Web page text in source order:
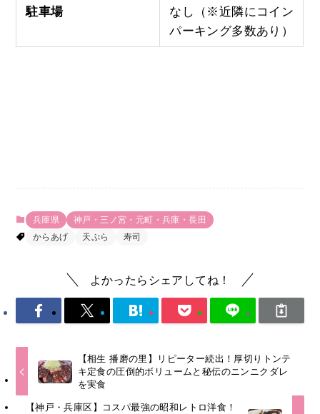
駐車場
なし（※近隣にコイン
パーキング多数あり）
兵庫県
神戸・三ノ宮・元町・兵庫・長田
からあげ
天ぷら 寿司
よかったらシェアしてね！
【相生 播磨の里】リピーター続出！厚切りトンテ
キ定食の圧倒的ボリュームと秘伝のニンニクダレ
を実食
【神戸・兵庫区】コスパ最強の昭和レトロ洋食！